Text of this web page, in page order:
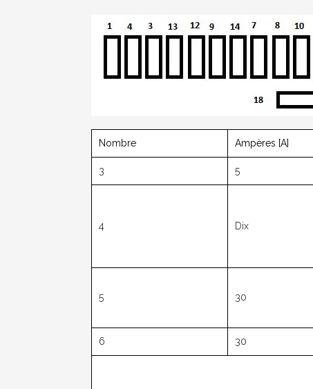
Nombre Ampères [A]
3 5
4 Dix
5 30
6 30